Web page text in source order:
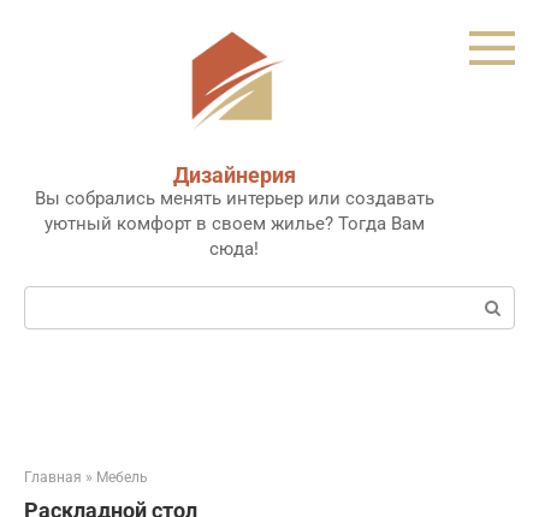
Дизайнерия
Вы собрались менять интерьер или создавать
уютный комфорт в своем жилье? Тогда Вам
сюда!
Поиск:
Главная » Мебель
Раскладной стол